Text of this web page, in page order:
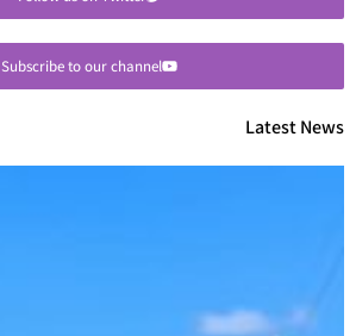
Subscribe to our channel
Latest News